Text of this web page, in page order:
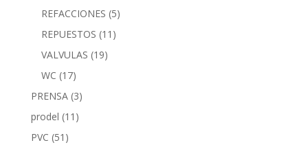
REFACCIONES (5)
REPUESTOS (11)
VALVULAS (19)
WC (17)
PRENSA (3)
prodel (11)
PVC (51)